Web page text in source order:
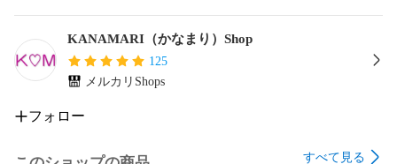
KANAMARI（かなまり）Shop
125
メルカリShops
フォロー
すべて見る